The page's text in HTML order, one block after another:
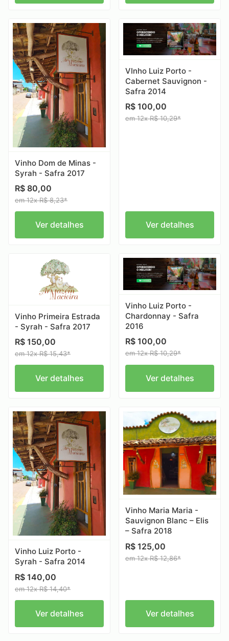
Vinho Dom de Minas -
Syrah - Safra 2017
R$ 80,00
em 12x R$ 8,23*
Ver detalhes
VInho Luiz Porto -
Cabernet Sauvignon -
Safra 2014
R$ 100,00
em 12x R$ 10,29*
Ver detalhes
Vinho Primeira Estrada
- Syrah - Safra 2017
R$ 150,00
em 12x R$ 15,43*
Ver detalhes
Vinho Luiz Porto -
Chardonnay - Safra
2016
R$ 100,00
em 12x R$ 10,29*
Ver detalhes
Vinho Luiz Porto -
Syrah - Safra 2014
R$ 140,00
em 12x R$ 14,40*
Ver detalhes
Vinho Maria Maria -
Sauvignon Blanc – Elis
– Safra 2018
R$ 125,00
em 12x R$ 12,86*
Ver detalhes